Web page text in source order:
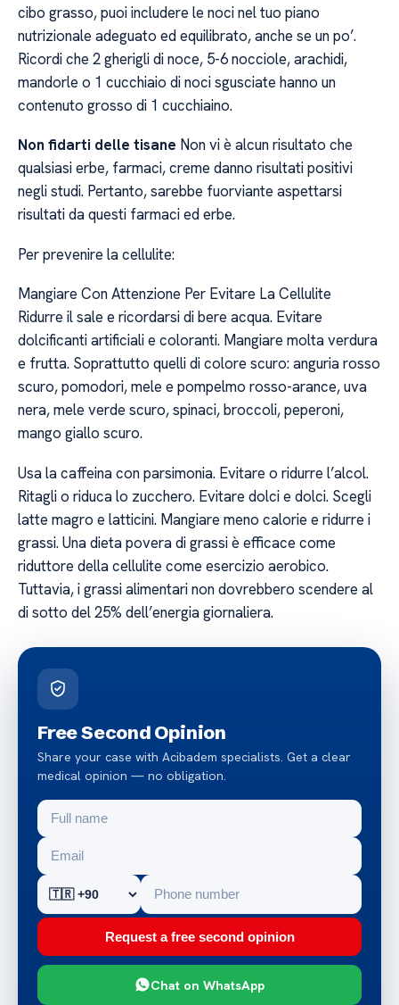
cibo grasso, puoi includere le noci nel tuo piano
nutrizionale adeguato ed equilibrato, anche se un po’.
Ricordi che 2 gherigli di noce, 5-6 nocciole, arachidi,
mandorle o 1 cucchiaio di noci sgusciate hanno un
contenuto grosso di 1 cucchiaino.
Non fidarti delle tisane Non vi è alcun risultato che
qualsiasi erbe, farmaci, creme danno risultati positivi
negli studi. Pertanto, sarebbe fuorviante aspettarsi
risultati da questi farmaci ed erbe.
Per prevenire la cellulite:
Mangiare Con Attenzione Per Evitare La Cellulite
Ridurre il sale e ricordarsi di bere acqua. Evitare
dolcificanti artificiali e coloranti. Mangiare molta verdura
e frutta. Soprattutto quelli di colore scuro: anguria rosso
scuro, pomodori, mele e pompelmo rosso-arance, uva
nera, mele verde scuro, spinaci, broccoli, peperoni,
mango giallo scuro.
Usa la caffeina con parsimonia. Evitare o ridurre l’alcol.
Ritagli o riduca lo zucchero. Evitare dolci e dolci. Scegli
latte magro e latticini. Mangiare meno calorie e ridurre i
grassi. Una dieta povera di grassi è efficace come
riduttore della cellulite come esercizio aerobico.
Tuttavia, i grassi alimentari non dovrebbero scendere al
di sotto del 25% dell’energia giornaliera.
Free Second Opinion
Share your case with Acibadem specialists. Get a clear
medical opinion — no obligation.
Request a free second opinion
Chat on WhatsApp